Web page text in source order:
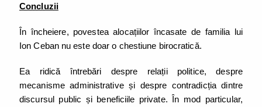
Concluzii
În încheiere, povestea alocațiilor încasate de familia lui
Ion Ceban nu este doar o chestiune birocratică.
Ea ridică întrebări despre relații politice, despre
mecanisme administrative și despre contradicția dintre
discursul public și beneficiile private. În mod particular,